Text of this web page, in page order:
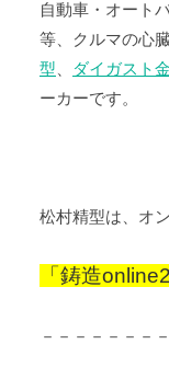
自動車・オート
等、クルマの心
型
ダイガスト
ーカーです。
松村精型は、オ
「鋳造
－－－－－－－